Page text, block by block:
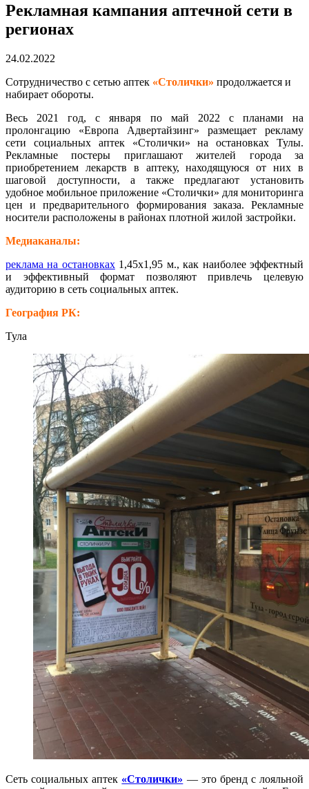
Рекламная кампания аптечной сети в
регионах
24.02.2022
Сотрудничество с сетью аптек «Столички» продолжается и
набирает обороты.
Весь 2021 год, с января по май 2022 с планами на
пролонгацию «Европа Адвертайзинг» размещает рекламу
сети социальных аптек «Столички» на остановках Тулы.
Рекламные постеры приглашают жителей города за
приобретением лекарств в аптеку, находящуюся от них в
шаговой доступности, а также предлагают установить
удобное мобильное приложение «Столички» для мониторинга
цен и предварительного формирования заказа. Рекламные
носители расположены в районах плотной жилой застройки.
Медиаканалы:
реклама на остановках1,45х1,95 м., как наиболее эффектный
и эффективный формат позволяют привлечь целевую
аудиторию в сеть социальных аптек.
География РК:
Тула
Сеть социальных аптек «Столички» — это бренд с лояльной